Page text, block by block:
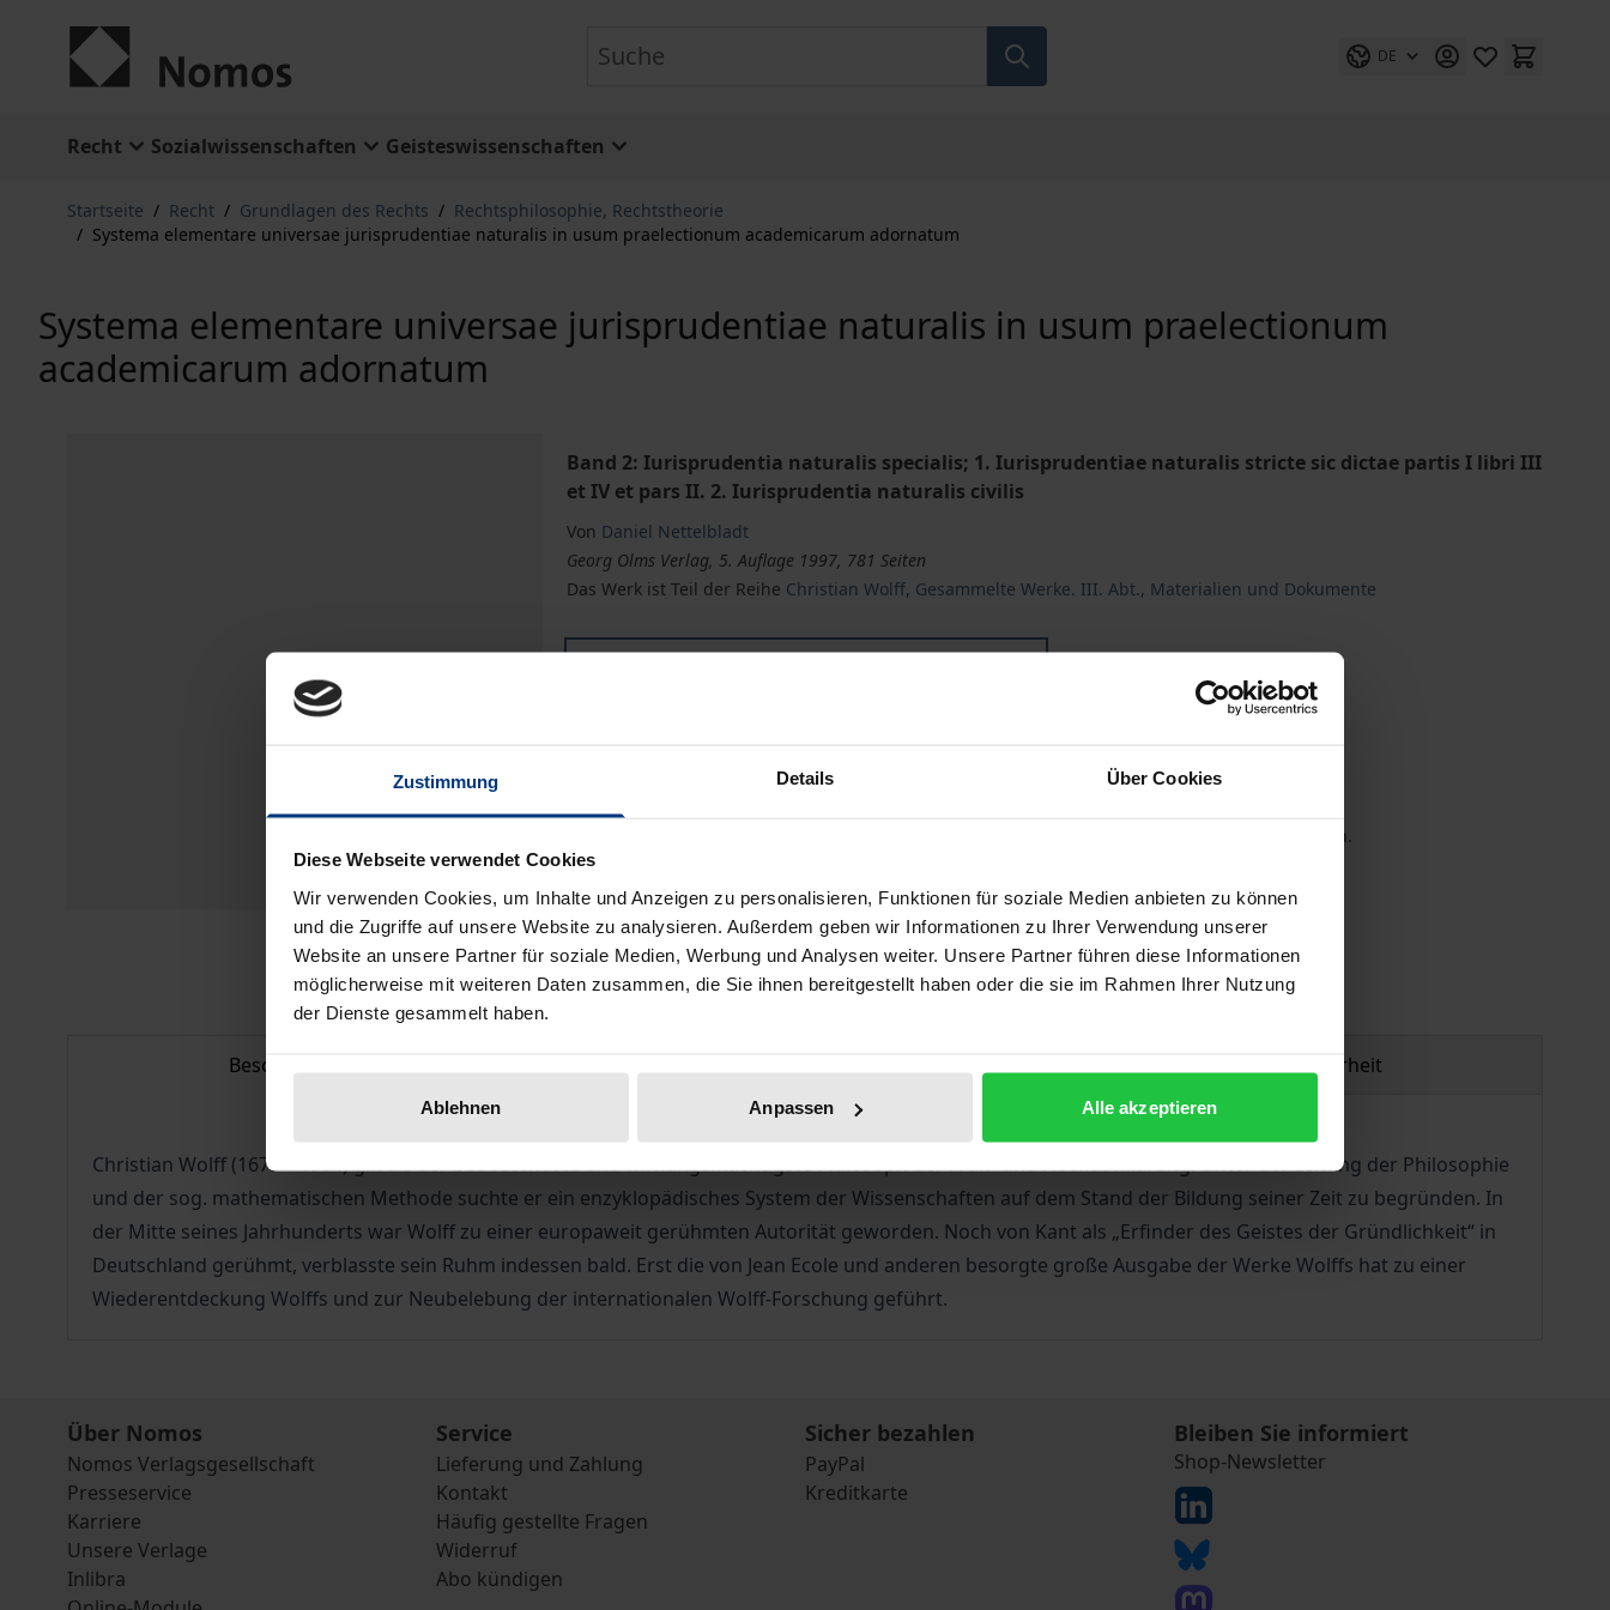
Zustimmung Details Über Cookies
Diese Webseite verwendet Cookies
Wir verwenden Cookies, um Inhalte und Anzeigen zu personalisieren, Funktionen für soziale Medien anbieten zu können
und die Zugriffe auf unsere Website zu analysieren. Außerdem geben wir Informationen zu Ihrer Verwendung unserer
Website an unsere Partner für soziale Medien, Werbung und Analysen weiter. Unsere Partner führen diese Informationen
möglicherweise mit weiteren Daten zusammen, die Sie ihnen bereitgestellt haben oder die sie im Rahmen Ihrer Nutzung
der Dienste gesammelt haben.
Ablehnen Anpassen Alle akzeptieren
DE
Recht Sozialwissenschaften Geisteswissenschaften
Startseite / Recht / Grundlagen des Rechts / Rechtsphilosophie, Rechtstheorie
/ Systema elementare universae jurisprudentiae naturalis in usum praelectionum academicarum adornatum
Systema elementare universae jurisprudentiae naturalis in usum praelectionum
academicarum adornatum
Band 2: Iurisprudentia naturalis specialis; 1. Iurisprudentiae naturalis stricte sic dictae partis I libri III
et IV et pars II. 2. Iurisprudentia naturalis civilis
Von Daniel Nettelbladt
Georg Olms Verlag, 5. Auflage 1997, 781 Seiten
Das Werk ist Teil der Reihe Christian Wolff, Gesammelte Werke. III. Abt., Materialien und Dokumente
Preisangaben inkl. MwSt. Abhängig von der Lieferadresse kann die MwSt. an der Kasse variieren.
In den Warenkorb Zur Wunschliste hinzufügen
Hinweise zu Versandkosten
Beschreibung Produktsicherheit
Christian Wolff (1679 – 1754) gilt als der bedeutendste und wirkungsmächtigste Philosoph der Früh- und Hochaufklärung. Unter der Leitung der Philosophie
und der sog. mathematischen Methode suchte er ein enzyklopädisches System der Wissenschaften auf dem Stand der Bildung seiner Zeit zu begründen. In
der Mitte seines Jahrhunderts war Wolff zu einer europaweit gerühmten Autorität geworden. Noch von Kant als „Erfinder des Geistes der Gründlichkeit“ in
Deutschland gerühmt, verblasste sein Ruhm indessen bald. Erst die von Jean Ecole und anderen besorgte große Ausgabe der Werke Wolffs hat zu einer
Wiederentdeckung Wolffs und zur Neubelebung der internationalen Wolff-Forschung geführt.
Über Nomos
Nomos Verlagsgesellschaft
Presseservice
Karriere
Unsere Verlage
Inlibra
Service
Lieferung und Zahlung
Kontakt
Häufig gestellte Fragen
Widerruf
Abo kündigen
Sicher bezahlen
PayPal
Kreditkarte
Bleiben Sie informiert
Shop-Newsletter